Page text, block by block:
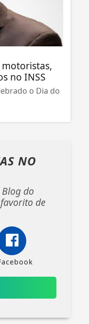
no INSS
o Dia do
NO
do
de